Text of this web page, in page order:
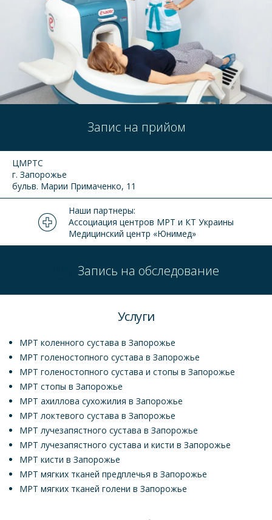
Запис на прийом
ЦМРТС
г. Запорожье
бульв. Марии Примаченко, 11
Наши партнеры:
Ассоциация центров МРТ и КТ Украины
Медицинский центр «Юнимед»
Запись на обследование
Услуги
МРТ коленного сустава в Запорожье
МРТ голеностопного сустава в Запорожье
МРТ голеностопного сустава и стопы в Запорожье
МРТ стопы в Запорожье
МРТ ахиллова сухожилия в Запорожье
МРТ локтевого сустава в Запорожье
МРТ лучезапястного сустава в Запорожье
МРТ лучезапястного сустава и кисти в Запорожье
МРТ кисти в Запорожье
МРТ мягких тканей предплечья в Запорожье
МРТ мягких тканей голени в Запорожье